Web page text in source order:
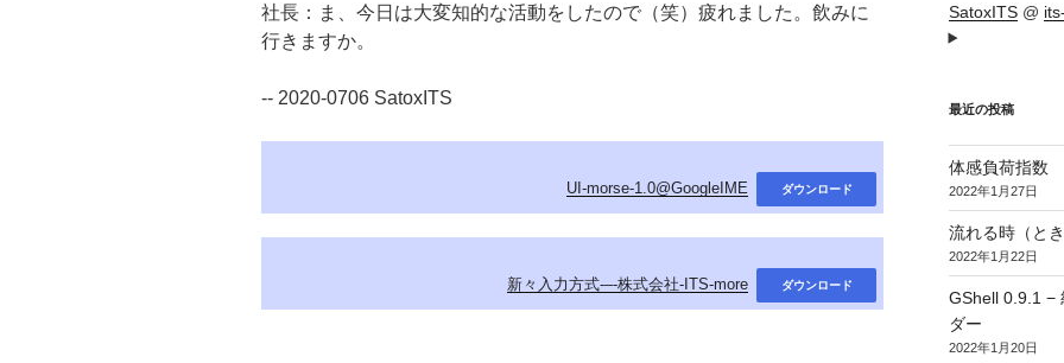
社長：ま、今日は大変知的な活動をしたので（笑）疲れました。飲みに
行きますか。
-- 2020-0706 SatoxITS
UI-morse-1.0@GoogleIME ダウンロード
新々入力方式-–-株式会社-ITS-more ダウンロード
SatoxITS@
最近の投稿
体感負荷指数
2022年1月27日
流れる時（と
2022年1月22日
GShell 0.9.1 −
ダー
2022年1月20日